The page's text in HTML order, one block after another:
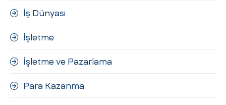
İş Dünyası
İşletme
İşletme ve Pazarlama
Para Kazanma